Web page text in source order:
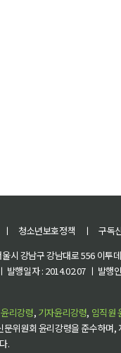
ㅣ 청소년보호정책 ㅣ 구독
시 강남구 강남대로 556 이
행일자 : 2014.02.07 ㅣ 발행
리강령, 기자윤리강령, 임직원
위원회 윤리강령을 준수하며,
.